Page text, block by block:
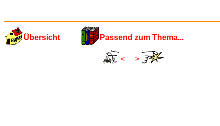
Übersicht Passend zum Thema...
< >